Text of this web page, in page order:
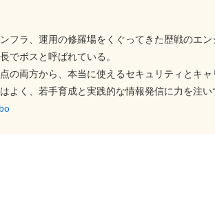
フラ、運用の修羅場をくぐってきた歴戦のエ
でボスと呼ばれている。
の両方から、本当に使えるセキュリティとキャ
よく、若手育成と実践的な情報発信に力を注い